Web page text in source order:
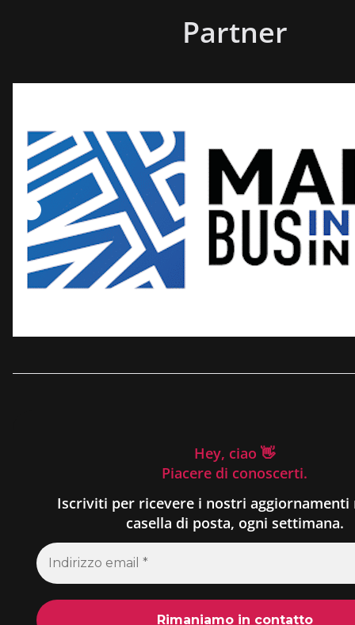
Partner
Hey, ciao 👋
Piacere di conoscerti.
Iscriviti per ricevere i nostri aggiornamenti
casella di posta, ogni settimana.